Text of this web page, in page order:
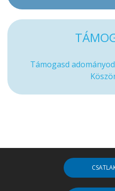
Támogasd